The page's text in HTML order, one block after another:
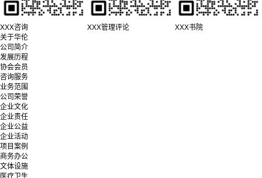
XXX咨询 XXX管理评论
XXX书院
关于华伦
公司简介
发展历程
协会会员
咨询服务
业务范围
公司荣誉
企业文化
企业责任
企业公益
企业活动
项目案例
商务办公
文体设施